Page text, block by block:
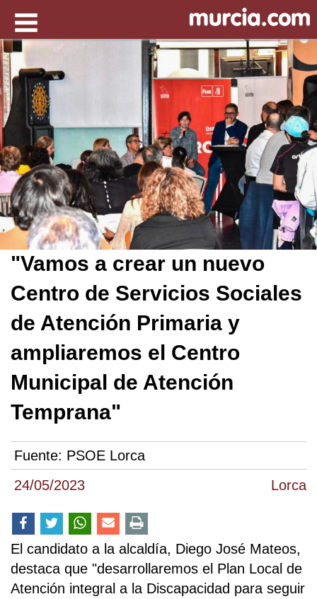
24/05/2023 Lorca
"Vamos a crear un nuevo
Centro de Servicios Sociales
de Atención Primaria y
ampliaremos el Centro
Municipal de Atención
Temprana"
Fuente: PSOE Lorca
El candidato a la alcaldía, Diego José Mateos,
destaca que "desarrollaremos el Plan Local de
Atención integral a la Discapacidad para seguir